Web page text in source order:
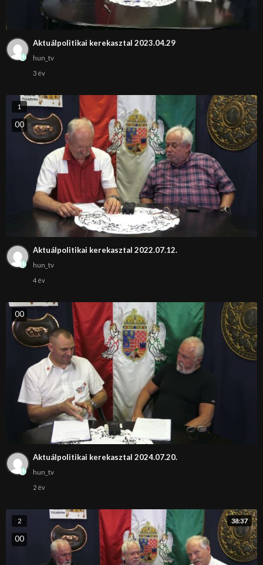
Aktuálpolitikai kerekasztal 2023.04.29
hun_tv
3 év
1
00
Aktuálpolitikai kerekasztal 2022.07.12.
hun_tv
4 év
00
Aktuálpolitikai kerekasztal 2024.07.20.
hun_tv
2 év
38:37
2
00